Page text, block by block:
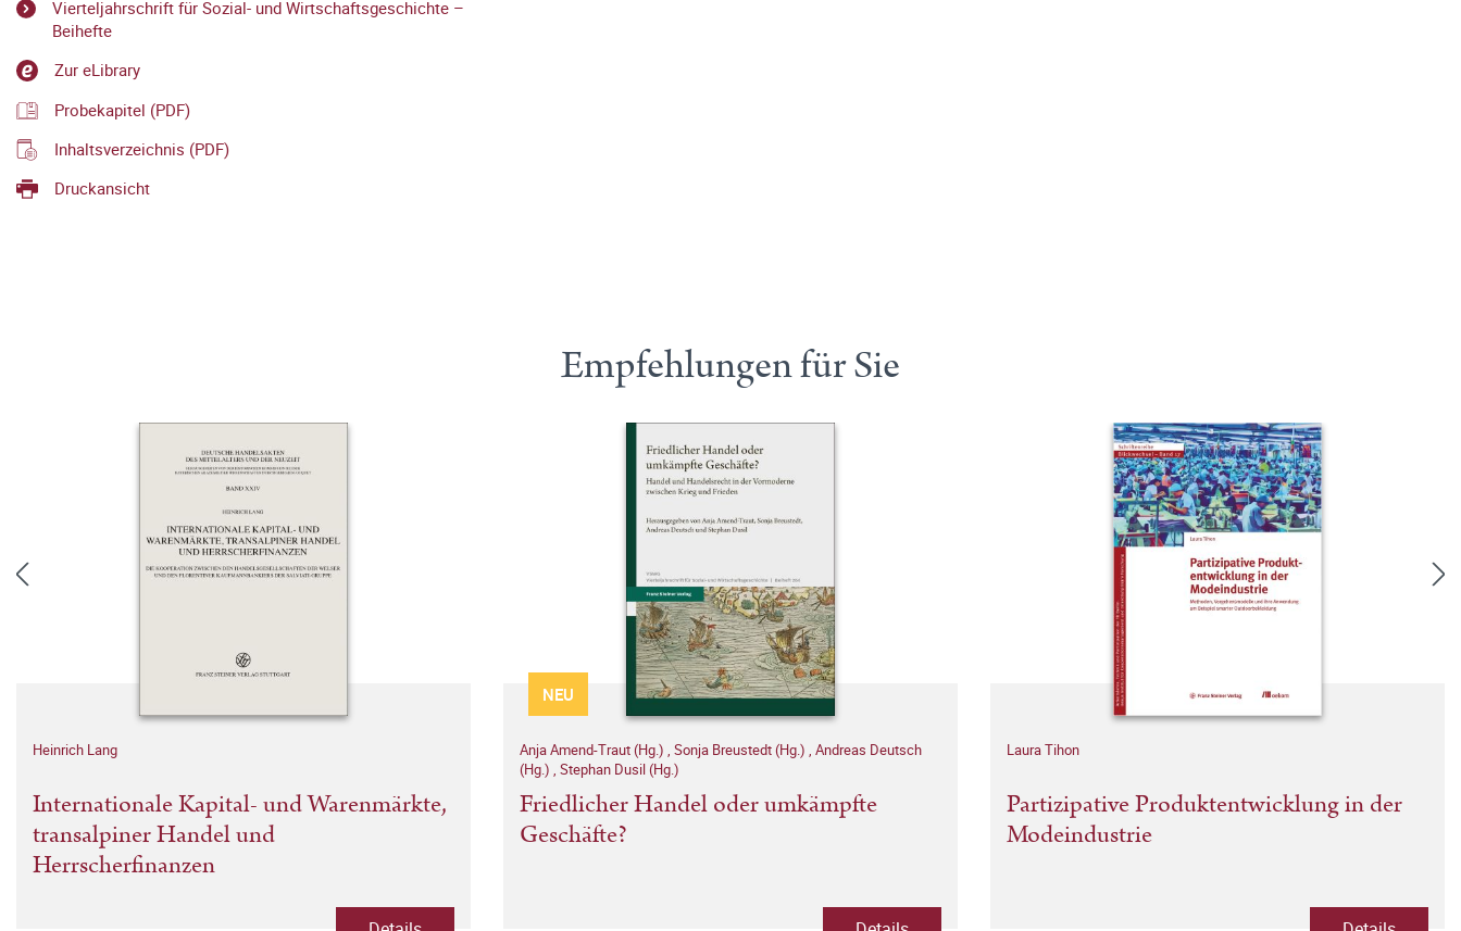
Vierteljahrschrift für Sozial- und Wirtschaftsgeschichte –
Beihefte
Zur eLibrary
Probekapitel (PDF)
Inhaltsverzeichnis (PDF)
Druckansicht
Empfehlungen für Sie
Heinrich Lang
Internationale Kapital- und Warenmärkte,
transalpiner Handel und
Herrscherfinanzen
NEU
Anja Amend-Traut (Hg.) , Sonja Breustedt (Hg.) , Andreas Deutsch
(Hg.) , Stephan Dusil (Hg.)
Friedlicher Handel oder umkämpfte
Geschäfte?
Laura Tihon
Partizipative Produktentwicklung in der
Modeindustrie